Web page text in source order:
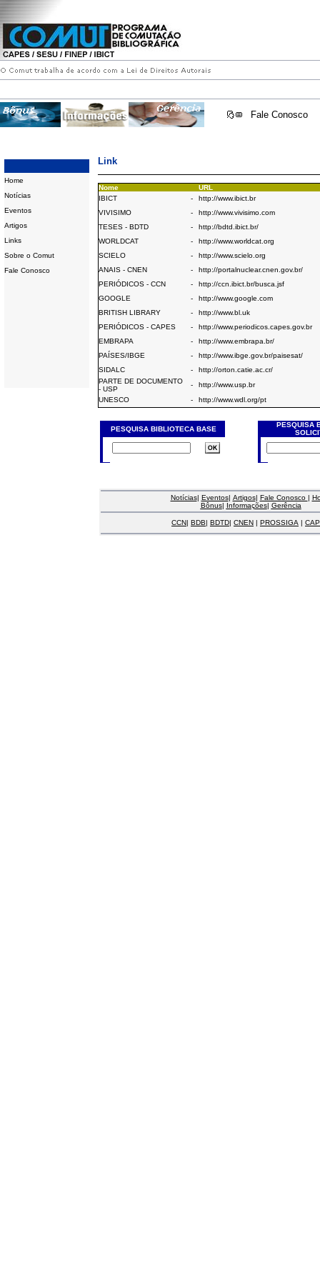
Fale Conosco
Home
Notícias
Eventos
Artigos
Links
Sobre o Comut
Fale Conosco
Link
Nome
URL
IBICT
-
http://www.ibict.br
VIVISIMO
-
http://www.vivisimo.com
TESES - BDTD
-
http://bdtd.ibict.br/
WORLDCAT
-
http://www.worldcat.org
SCIELO
-
http://www.scielo.org
ANAIS - CNEN
-
http://portalnuclear.cnen.gov.br/
PERIÓDICOS - CCN
-
http://ccn.ibict.br/busca.jsf
GOOGLE
-
http://www.google.com
BRITISH LIBRARY
-
http://www.bl.uk
PERIÓDICOS - CAPES
-
http://www.periodicos.capes.gov.br
EMBRAPA
-
http://www.embrapa.br/
PAÍSES/IBGE
-
http://www.ibge.gov.br/paisesat/
SIDALC
-
http://orton.catie.ac.cr/
PARTE DE DOCUMENTO
- USP
-
http://www.usp.br
UNESCO
- http://www.wdl.org/pt
PESQUISA BIBLIOTECA BASE
PESQUISA
Notícias| Eventos| Artigos| Fale Conosco |
Bônus| Informações| Gerência
CCN| BDB| BDTD| CNEN | PROSSIGA |